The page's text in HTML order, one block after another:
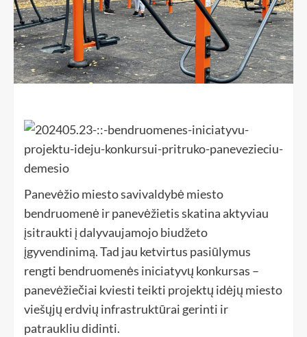
Panevėžio miesto savivaldybė miesto
bendruomenė ir panevėžietis skatina aktyviau
įsitraukti į dalyvaujamojo biudžeto
įgyvendinimą. Tad jau ketvirtus pasiūlymus
rengti bendruomenės iniciatyvų konkursas –
panevėžiečiai kviesti teikti projektų idėjų miesto
viešųjų erdvių infrastruktūrai gerinti ir
patraukliu didinti.